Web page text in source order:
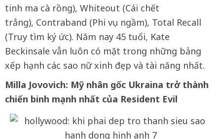
tinh ma cà rồng), Whiteout (Cái chết
trắng), Contraband (Phi vụ ngầm), Total Recall
(Truy tìm ký ức). Năm nay 45 tuổi, Kate
Beckinsale vẫn luôn có mặt trong những bảng
xếp hạnh các sao nữ xinh đẹp và tài năng nhất.
Milla Jovovich: Mỹ nhân gốc Ukraina trở thành
chiến binh mạnh nhất của Resident Evil